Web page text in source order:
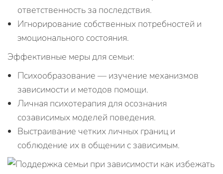
ответственность за последствия.
Игнорирование собственных потребностей и
эмоционального состояния.
Эффективные меры для семьи:
Психообразование — изучение механизмов
зависимости и методов помощи.
Личная психотерапия для осознания
созависимых моделей поведения.
Выстраивание четких личных границ и
соблюдение их в общении с зависимым.